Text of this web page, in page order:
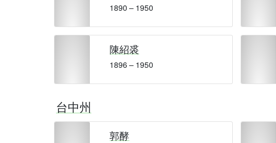
1890 – 1950
陳紹裘
1896 – 1950
台中州
郭酵